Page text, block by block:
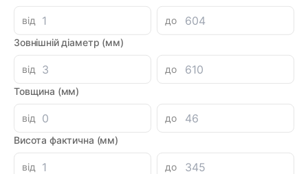
від
до
Зовнішній діаметр (мм)
від
до
Товщина (мм)
від
до
Висота фактична (мм)
від до
152.15 грн -
Брудознімач 19х26х5/7 DKBI PU
Код товара: 09492
Артикул: 09492
Виробник: NOK
200.82 грн -